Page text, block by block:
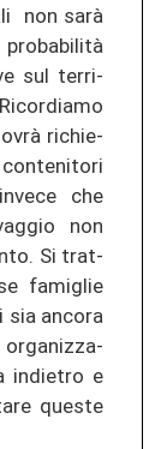
non sarà
sul ter­ri­
ri­chie­
che
non
Si tr­at­
fa­miglie
sia an­co­ra
or­ga­ni­z­za­
in­die­tro e
ques­te